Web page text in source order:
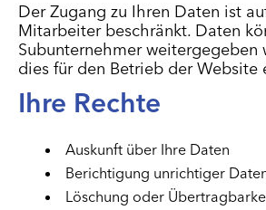
Der Zugang zu Ihren Daten ist
Mitarbeiter beschränkt. Daten
Subunternehmer weitergegeben
dies für den Betrieb der Website
Ihre Rechte
Auskunft über Ihre Daten
Berichtigung unrichtiger
Löschung oder